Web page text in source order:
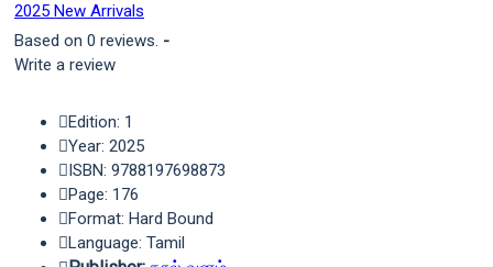
2025 New Arrivals
Based on 0 reviews. -
Write a review
Edition: 1
Year: 2025
ISBN: 9788197698873
Page: 176
Format: Hard Bound
Language: Tamil